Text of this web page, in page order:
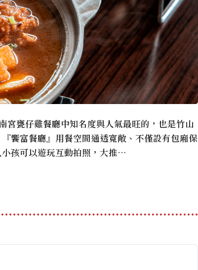
宮甕仔雞餐廳中知名度與人氣最旺的，也是竹山
饗富餐廳』用餐空間通透寬敞、不僅設有包廂保
孩可以遊玩互動拍照，大推…